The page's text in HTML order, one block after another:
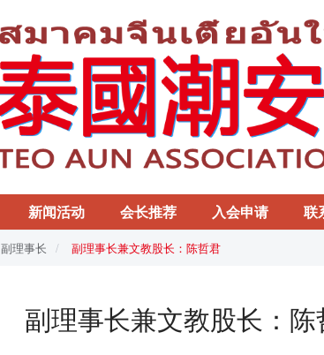
新闻活动 会长推荐 入会申请 联
副理事长 副理事长兼文教股长：陈哲君
副理事长兼文教股长：陈